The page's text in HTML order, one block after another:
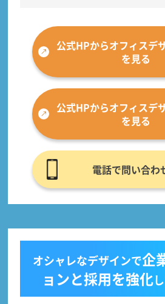
公式HPからオフィスデ
を見る
公式HPからオフィスデ
を見る
電話で問い合わ
オシャレなデザインで企
ョンと採用を強化